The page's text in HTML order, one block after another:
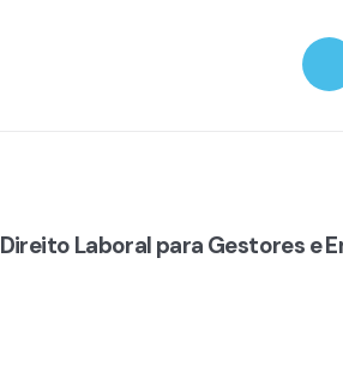
Direito Laboral para Gestores e